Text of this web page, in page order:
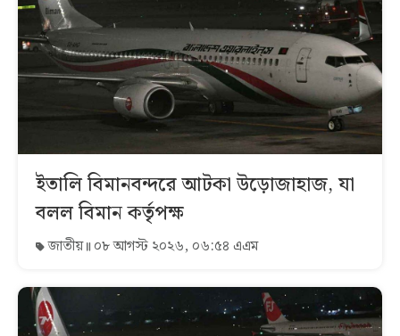
ইতালি বিমানবন্দরে আটকা উড়োজাহাজ, যা
বলল বিমান কর্তৃপক্ষ
জাতীয় ০৮ আগস্ট ২০২৬, ০৬:৫৪ এএম